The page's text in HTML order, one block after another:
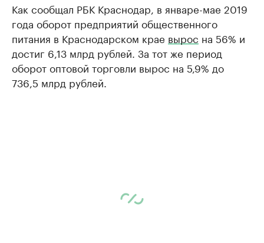
Как сообщал РБК Краснодар, в январе-мае 2019
года оборот предприятий общественного
питания в Краснодарском крае вырос на 56% и
достиг 6,13 млрд рублей. За тот же период
оборот оптовой торговли вырос на 5,9% до
736,5 млрд рублей.